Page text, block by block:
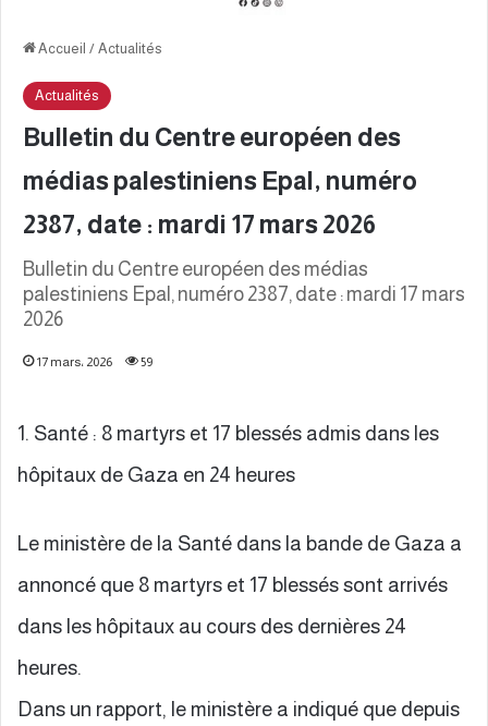
Accueil / Actualités
Actualités
Bulletin du Centre européen des
médias palestiniens Epal, numéro
2387, date : mardi 17 mars 2026
Bulletin du Centre européen des médias
palestiniens Epal, numéro 2387, date : mardi 17 mars
2026
17 mars، 2026 59
1. Santé : 8 martyrs et 17 blessés admis dans les
hôpitaux de Gaza en 24 heures
Le ministère de la Santé dans la bande de Gaza a
annoncé que 8 martyrs et 17 blessés sont arrivés
dans les hôpitaux au cours des dernières 24
heures.
Dans un rapport, le ministère a indiqué que depuis